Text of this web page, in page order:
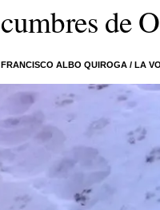
cumbres de
FRANCISCO ALBO QUIROGA / LA